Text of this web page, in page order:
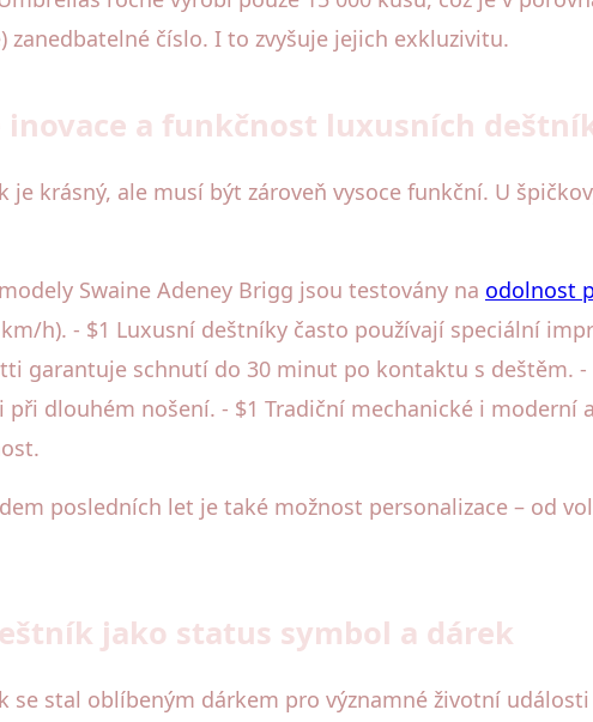
zanedbatelné číslo. I to zvyšuje jejich exkluzivitu.
inovace a funkčnost luxusních
je krásný, ale musí být zároveň vysoce funkční. U
Swaine Adeney Brigg jsou testovány na odolnost
h). - $1 Luxusní deštníky často používají speciální
garantuje schnutí do 30 minut po kontaktu s deštěm.
při dlouhém nošení. - $1 Tradiční mechanické i
posledních let je také možnost personalizace – od
jako status symbol a dárek
se stal oblíbeným dárkem pro významné životní